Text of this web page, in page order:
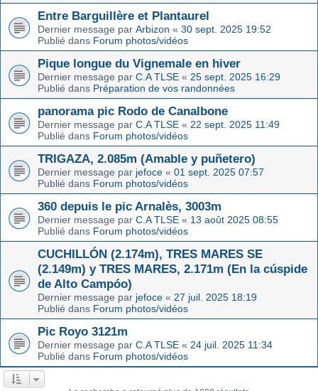
Entre Barguillère et Plantaurel
Dernier message par Arbizon « 30 sept. 2025 19:52
Publié dans Forum photos/vidéos
Pique longue du Vignemale en hiver
Dernier message par C.A TLSE « 25 sept. 2025 16:29
Publié dans Préparation de vos randonnées
panorama pic Rodo de Canalbone
Dernier message par C.A TLSE « 22 sept. 2025 11:49
Publié dans Forum photos/vidéos
TRIGAZA, 2.085m (Amable y puñetero)
Dernier message par jefoce « 01 sept. 2025 07:57
Publié dans Forum photos/vidéos
360 depuis le pic Arnalès, 3003m
Dernier message par C.A TLSE « 13 août 2025 08:55
Publié dans Forum photos/vidéos
CUCHILLÓN (2.174m), TRES MARES SE
(2.149m) y TRES MARES, 2.171m (En la cúspide
de Alto Campóo)
Dernier message par jefoce « 27 juil. 2025 18:19
Publié dans Forum photos/vidéos
Pic Royo 3121m
Dernier message par C.A TLSE « 24 juil. 2025 11:34
Publié dans Forum photos/vidéos